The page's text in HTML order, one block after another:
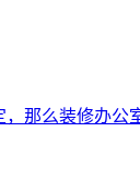
那么装修办